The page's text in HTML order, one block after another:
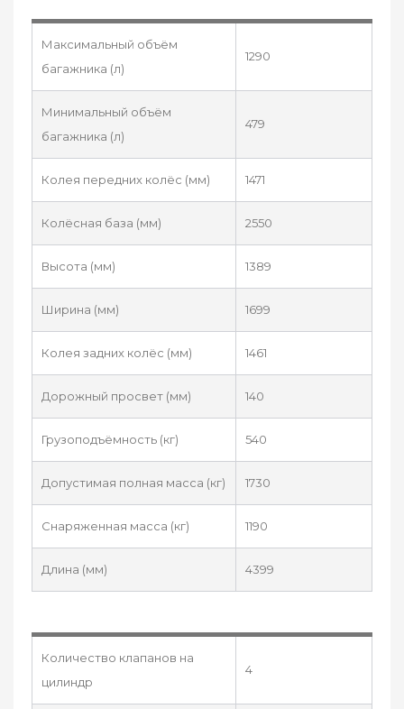
Максимальный объём
багажника (л)
1290
Минимальный объём
багажника (л)
479
Колея передних колёс (мм) 1471
Колёсная база (мм) 2550
Высота (мм) 1389
Ширина (мм) 1699
Колея задних колёс (мм) 1461
Дорожный просвет (мм) 140
Грузоподъёмность (кг) 540
Допустимая полная масса (кг) 1730
Снаряженная масса (кг) 1190
Длина (мм) 4399
Количество клапанов на
цилиндр
4